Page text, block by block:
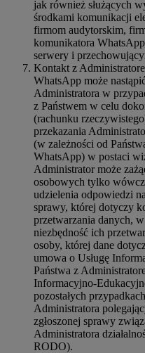
jak również służących
środkami komunikacji
firmom audytorskim,
komunikatora
serwery i
Kontakt z
WhatsApp może
Administratora w
z Państwem w celu
(rachunku
przekazania
(w zależności od
WhatsApp) w postaci
Administrator może
osobowych tylko
udzielenia odpowiedzi
sprawy, której dotyczy
przetwarzania danych,
niezbędność ich
osoby, której dane
umowa o Usługę
Państwa z
Informacyjno-
pozostałych
Administratora
zgłoszonej sprawy
Administratora
RODO).